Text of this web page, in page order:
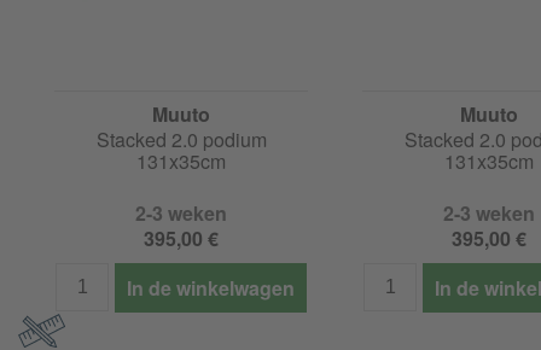
Muuto
Stacked 2.0 podium
131x35cm
2-3 weken
395,00 €
In de winkelwagen
Muuto
Stacked 2.0
131x35cm
2-3 weken
395,00 €
In de